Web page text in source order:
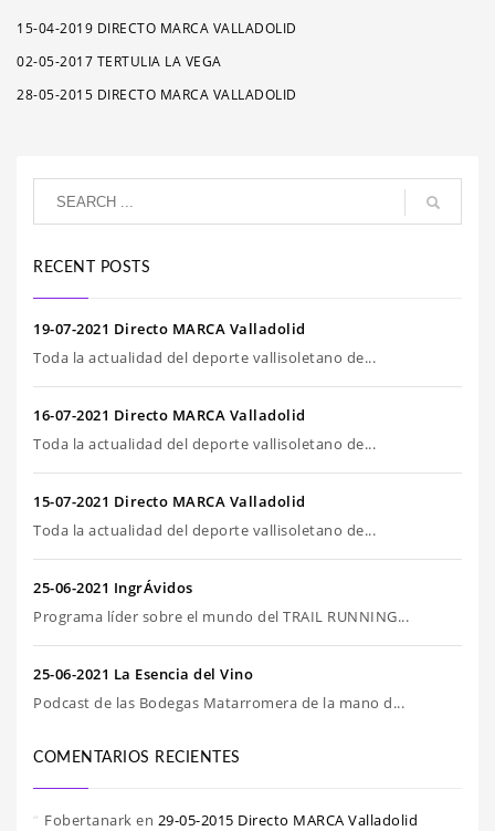
15-04-2019 DIRECTO MARCA VALLADOLID
02-05-2017 TERTULIA LA VEGA
28-05-2015 DIRECTO MARCA VALLADOLID
RECENT POSTS
19-07-2021 Directo MARCA Valladolid
Toda la actualidad del deporte vallisoletano de...
16-07-2021 Directo MARCA Valladolid
Toda la actualidad del deporte vallisoletano de...
15-07-2021 Directo MARCA Valladolid
Toda la actualidad del deporte vallisoletano de...
25-06-2021 IngrÁvidos
Programa líder sobre el mundo del TRAIL RUNNING...
25-06-2021 La Esencia del Vino
Podcast de las Bodegas Matarromera de la mano d...
COMENTARIOS RECIENTES
Fobertanark en 29-05-2015 Directo MARCA Valladolid